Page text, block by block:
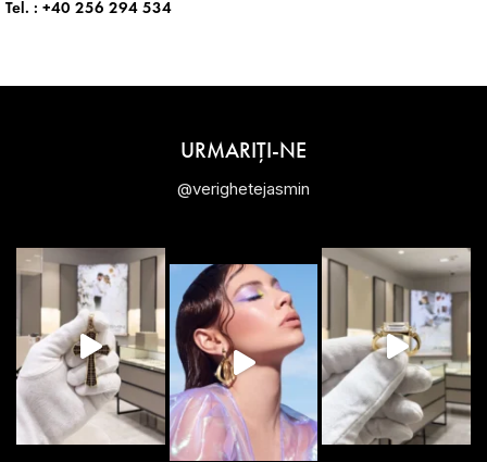
Tel. : +40 256 294 534
URMARIȚI-NE
@verighetejasmin